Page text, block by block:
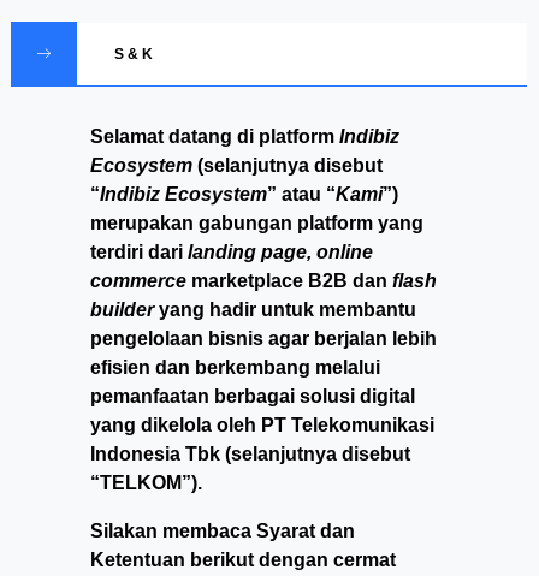
S & K
Selamat datang di platform Indibiz
Ecosystem (selanjutnya disebut
“Indibiz Ecosystem” atau “Kami”)
merupakan gabungan platform yang
terdiri dari landing page, online
commerce marketplace B2B dan flash
builderyang hadir untuk membantu
pengelolaan bisnis agar berjalan lebih
efisien dan berkembang melalui
pemanfaatan berbagai solusi digital
yang dikelola oleh PT Telekomunikasi
Indonesia Tbk (selanjutnya disebut
“TELKOM”).
Silakan membaca Syarat dan
Ketentuan berikut dengan cermat